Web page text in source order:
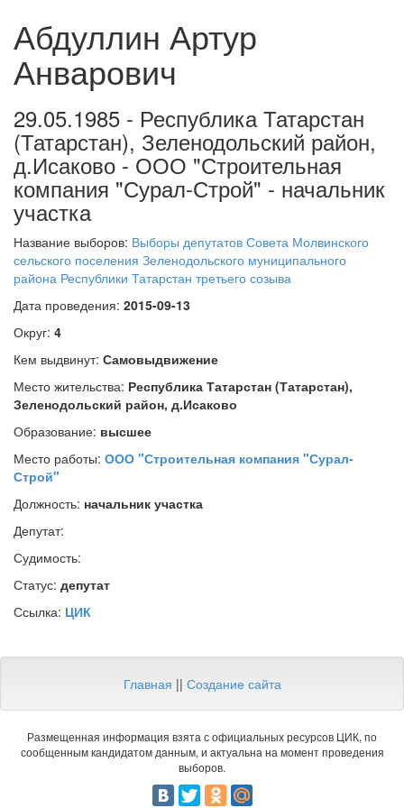
Абдуллин Артур
Анварович
29.05.1985 - Республика Татарстан
(Татарстан), Зеленодольский район,
д.Исаково - ООО "Строительная
компания "Сурал-Строй" - начальник
участка
Название выборов: Выборы депутатов Совета Молвинского
сельского поселения Зеленодольского муниципального
района Республики Татарстан третьего созыва
Дата проведения: 2015-09-13
Округ: 4
Кем выдвинут: Самовыдвижение
Место жительства: Республика Татарстан (Татарстан),
Зеленодольский район, д.Исаково
Образование: высшее
Место работы: ООО "Строительная компания "Сурал-
Строй"
Должность: начальник участка
Депутат:
Судимость:
Статус: депутат
Ссылка: ЦИК
Главная || Создание сайта
Размещенная информация взята с официальных ресурсов ЦИК, по
сообщенным кандидатом данным, и актуальна на момент проведения
выборов.